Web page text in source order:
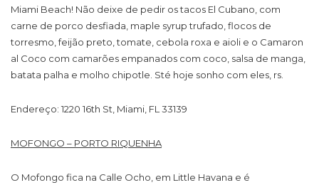
Miami Beach! Não deixe de pedir os tacos El Cubano, com
carne de porco desfiada, maple syrup trufado, flocos de
torresmo, feijão preto, tomate, cebola roxa e aioli e o Camaron
al Coco com camarões empanados com coco, salsa de manga,
batata palha e molho chipotle. Sté hoje sonho com eles, rs.
Endereço: 1220 16th St, Miami, FL 33139
MOFONGO – PORTO RIQUENHA
O Mofongo fica na Calle Ocho, em Little Havana e é